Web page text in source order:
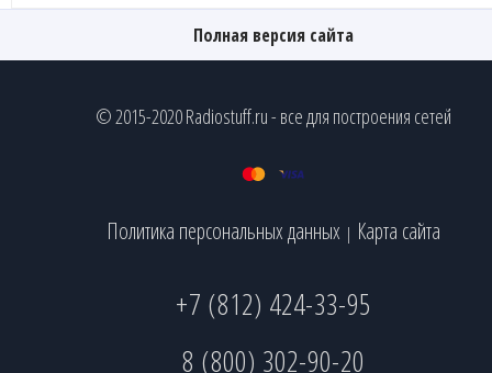
Полная версия сайта
© 2015-2020 Radiostuff.ru - все для построения сетей
Политика персональных данных | Карта сайта
+7 (812) 424-33-95
8 (800) 302-90-20